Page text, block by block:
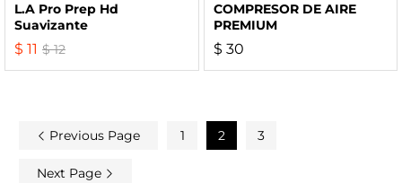
L.A Pro Prep Hd
Suavizante
$ 11 $12
COMPRESOR DE AIRE
PREMIUM
$ 30
Previous Page 1 2 3
Next Page